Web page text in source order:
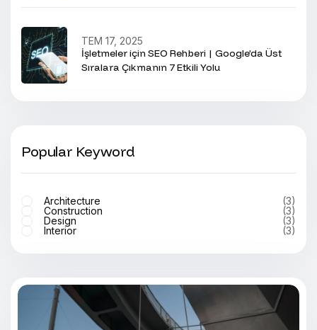
İşletmeler için SEO Rehberi | Google’da Üst
Sıralara Çıkmanın 7 Etkili Yolu
TEM 17, 2025
Popular Keyword
Architecture
(3)
Construction
(3)
Design
(3)
Interior
(3)